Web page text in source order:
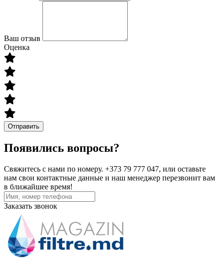
Ваш отзыв
Оценка
Отправить
Появились вопросы?
Свяжитесь с нами по номеру. +373 79 777 047, или оставьте
нам свои контактные данные и наш менеджер перезвонит вам
в ближайшее время!
Заказать звонок